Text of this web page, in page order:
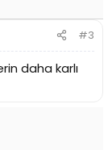
#3
daha karlı